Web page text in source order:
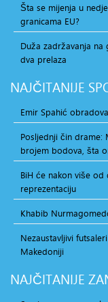
Šta se mijenja u
granicama EU?
Duža zadržavanja na
dva prelaza
NAJČITANIJE
Emir Spahić
Posljednji čin
brojem bodova, šta
BiH će nakon više
reprezentaciju
Khabib
Nezaustavljivi
Makedoniji
NAJČITANIJE